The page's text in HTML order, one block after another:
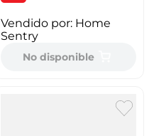
Vendido por: Home
Sentry
No disponible